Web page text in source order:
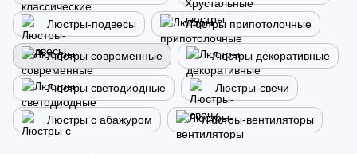
Люстры-подвесы Люстры припотолочные
Люстры современные Люстры декоративные
Люстры светодиодные Люстры-свечи
Люстры с абажуром Люстры-вентиляторы